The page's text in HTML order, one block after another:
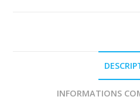
INFORMATIONS